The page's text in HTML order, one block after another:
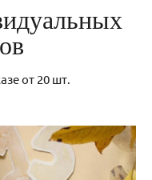
от 20 шт.